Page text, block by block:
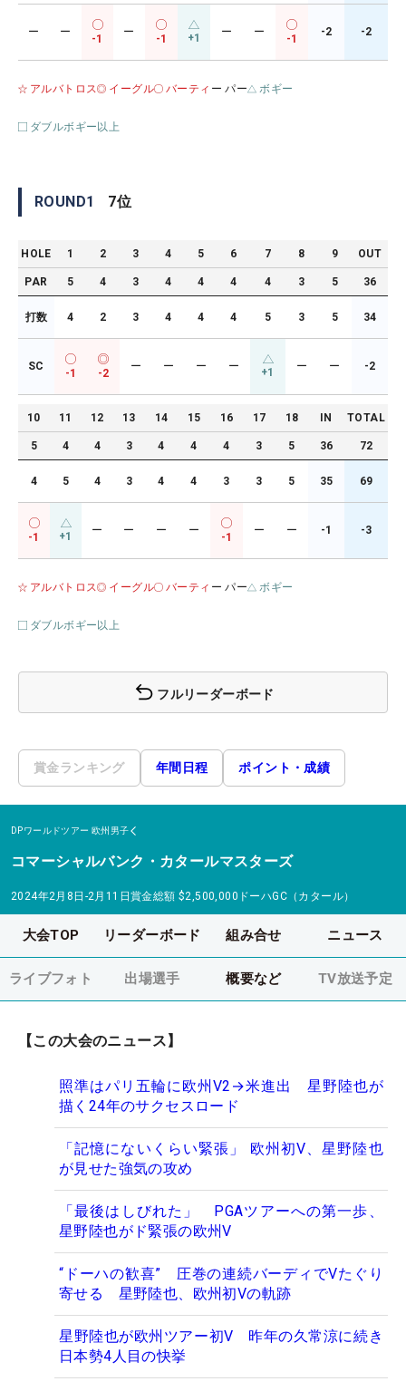
ー ー
-1
ー
-1 +1 ー ー
-1
-2 -2
アルバトロス イーグル バーティ ー パー ボギー
ダブルボギー以上
ROUND1 7位
HOLE 1 2 3 4 5 6 7 8 9 OUT
PAR 5 4 3 4 4 4 4 3 5 36
打数 4 2 3 4 4 4 5 3 5 34
SC
-1 -2
ー ー ー ー +1 ー ー -2
10 11 12 13 14 15 16 17 18 IN TOTAL
5 4 4 3 4 4 4 3 5 36 72
4 5 4 3 4 4 3 3 5 35 69
-1 +1 ー ー ー ー
-1
ー ー -1 -3
アルバトロス イーグル バーティ ー パー ボギー
ダブルボギー以上
フルリーダーボード
賞金ランキング 年間日程 ポイント・成績
DPワールドツアー 欧州男子
コマーシャルバンク・カタールマスターズ
2024年2月8日-2月11日賞金総額 $2,500,000 ドーハGC（カタール）
大会TOP リーダーボード 組み合せ ニュース
ライブフォト 出場選手 概要など TV放送予定
【この大会のニュース】
照準はパリ五輪に欧州V2→米進出 星野陸也が
描く24年のサクセスロード
「記憶にないくらい緊張」 欧州初V、星野陸也
が見せた強気の攻め
「最後はしびれた」 PGAツアーへの第一歩、
星野陸也がド緊張の欧州V
“ドーハの歓喜” 圧巻の連続バーディでVたぐり
寄せる 星野陸也、欧州初Vの軌跡
星野陸也が欧州ツアー初V 昨年の久常涼に続き
日本勢4人目の快挙